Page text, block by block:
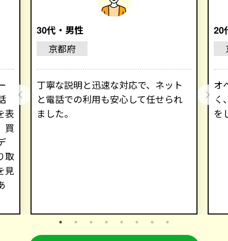
表
買
取
見
30代・男性
京都府
丁寧な説明と迅速な対応で、ネット
と電話での利用も安心して任せられ
ました。
20
オ
く
を